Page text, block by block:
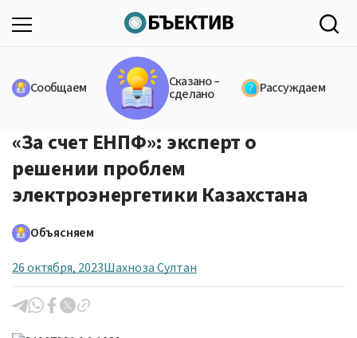
Сообщаем Сказано –
сделано Рассуждаем
«За счет ЕНПФ»: эксперт о
решении проблем
электроэнергетики Казахстана
Объясняем
26 октября, 2023Шахноза Султан